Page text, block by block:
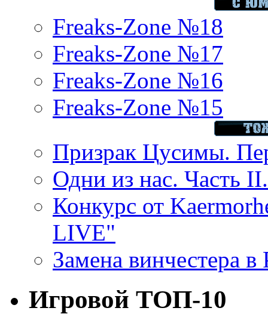
Freaks-Zone №18
Freaks-Zone №17
Freaks-Zone №16
Freaks-Zone №15
Призрак Цусимы.
Одни из нас. Часть
Конкурс от
LIVE"
Замена винчестера
Игровой ТОП-10